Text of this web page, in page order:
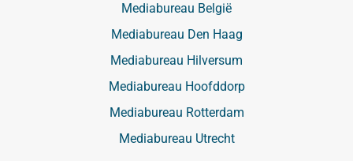
Mediabureau België
Mediabureau Den Haag
Mediabureau Hilversum
Mediabureau Hoofddorp
Mediabureau Rotterdam
Mediabureau Utrecht